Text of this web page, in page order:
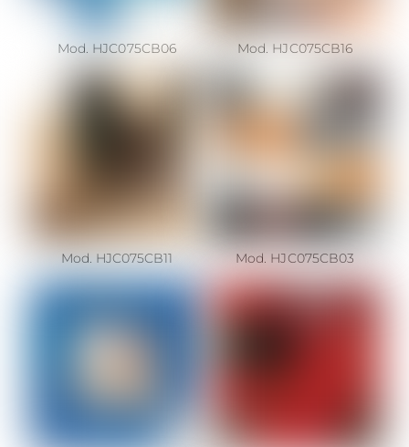
Mod. HJC075CB06 Mod. HJC075CB16
Mod. HJC075CB11 Mod. HJC075CB03